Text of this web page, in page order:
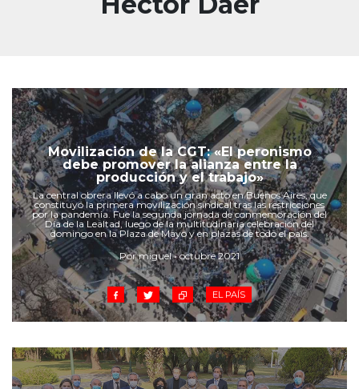
Ambiente y sustentabilidad
Nacionales
Internacionales
Humor
San Francisco y zona
Marcos Juárez
Río Primero
Valle de Calamuchita
Jesús María y norte
Cruz del Eje
Corredor de Ansenuza
La Carlota y zona
Laboulaye y sur
Bell Ville
Río Tercero
Despeñaderos
Movilización de la CGT: «El peronismo
debe promover la alianza entre la
producción y el trabajo»
La central obrera llevó a cabo un gran acto en Buenos Aires, que
constituyó la primera movilización sindical tras las restricciones
por la pandemia. Fue la segunda jornada de conmemoración del
Día de la Lealtad, luego de la multitudinaria celebración del
domingo en la Plaza de Mayo y en plazas de todo el país.
Por miguel • octubre 2021
EL PAÍS